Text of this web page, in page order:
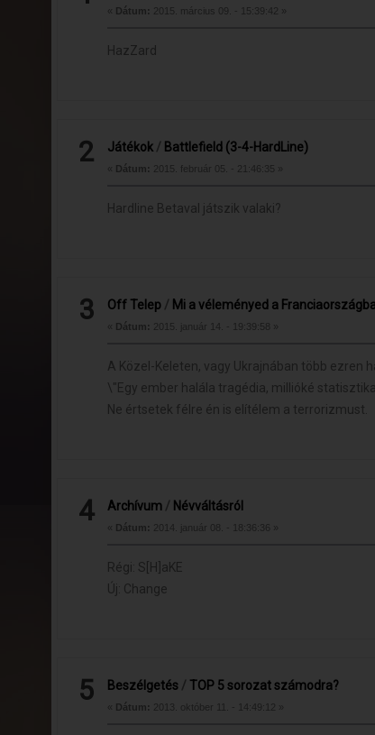
« Dátum: 2015. március 09. - 15:39:42 »
HazZard
2 Játékok / Battlefield (3-4-HardLine)
« Dátum: 2015. február 05. - 21:46:35 »
Hardline Betaval játszik valaki?
3 Off Telep / Mi a véleményed a
« Dátum: 2015. január 14. - 19:39:58 »
A Közel-Keleten, vagy Ukrajnában több ezren
\"Egy ember halála tragédia, millióké
Ne értsetek félre én is elítélem a terrorizmust.
4 Archívum / Névváltásról
« Dátum: 2014. január 08. - 18:36:36 »
Régi: S[H]aKE
Új: Change
5 Beszélgetés / TOP 5 sorozat számodra?
« Dátum: 2013. október 11. - 14:49:12 »